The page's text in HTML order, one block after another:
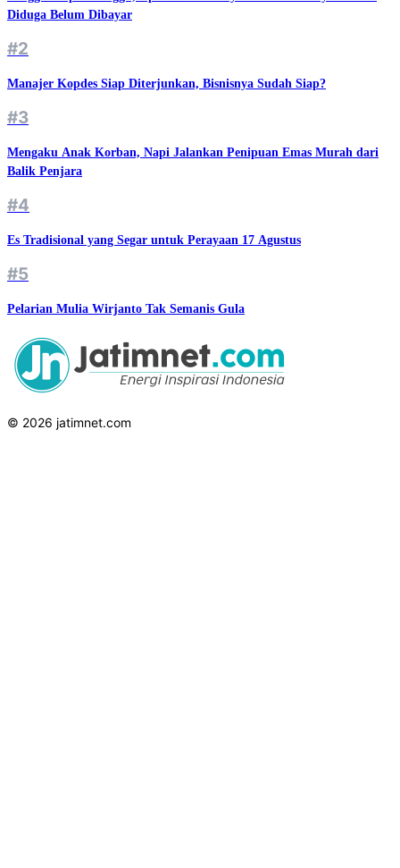
Diduga Belum Dibayar
#2
Manajer Kopdes Siap Diterjunkan, Bisnisnya Sudah Siap?
#3
Mengaku Anak Korban, Napi Jalankan Penipuan Emas Murah dari
Balik Penjara
#4
Es Tradisional yang Segar untuk Perayaan 17 Agustus
#5
Pelarian Mulia Wirjanto Tak Semanis Gula
© 2026 jatimnet.com